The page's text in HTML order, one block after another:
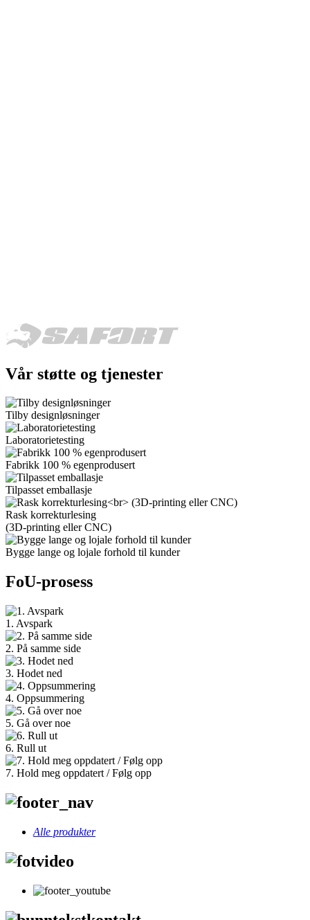
Vår støtte og tjenester
Tilby designløsninger
Laboratorietesting
Fabrikk 100 % egenprodusert
Tilpasset emballasje
Rask korrekturlesing
(3D-printing eller CNC)
Bygge lange og lojale forhold til kunder
FoU-prosess
1. Avspark
2. På samme side
3. Hodet ned
4. Oppsummering
5. Gå over noe
6. Rull ut
7. Hold meg oppdatert / Følg opp
Alle produkter